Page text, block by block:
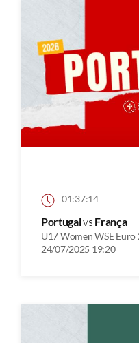
01:37:14
Portugalvs França
U17 Women WSE Euro
24/07/2025 19:20